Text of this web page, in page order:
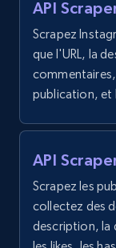
8.1K+
URL, Title,
Video length,
8.1K+
API
Scrapez
que l'URL, la
publication, et
API
Scrapez les
collectez des
description, la